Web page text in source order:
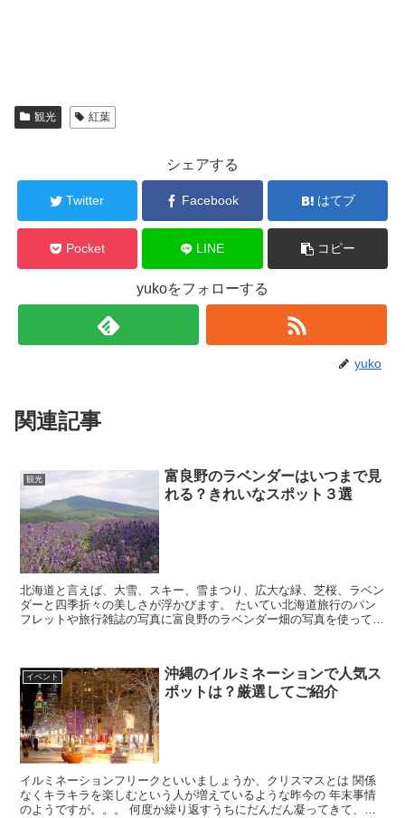
観光 紅葉
シェアする
Twitter Facebook はてブ
Pocket LINE コピー
yukoをフォローする
yuko
関連記事
観光
富良野のラベンダーはいつまで見
れる？きれいなスポット３選
北海道と言えば、大雪、スキー、雪まつり、広大な緑、芝桜、ラベン
ダーと四季折々の美しさが浮かびます。 たいてい北海道旅行のパン
フレットや旅行雑誌の写真に富良野のラベンダー畑の写真を使ってい
イベント
沖縄のイルミネーションで人気ス
ポットは？厳選してご紹介
イルミネーションフリークといいましょうか、クリスマスとは 関係
なくキラキラを楽しむという人が増えているような昨今の 年末事情
のようですが。。。 何度か繰り返すうちにだんだん凝ってきて、さ